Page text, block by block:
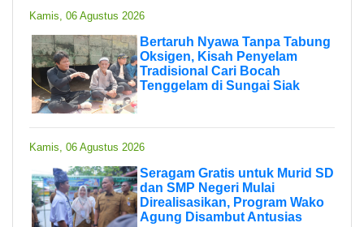
Kamis, 06 Agustus 2026
Bertaruh Nyawa Tanpa Tabung
Oksigen, Kisah Penyelam
Tradisional Cari Bocah
Tenggelam di Sungai Siak
Kamis, 06 Agustus 2026
Seragam Gratis untuk Murid SD
dan SMP Negeri Mulai
Direalisasikan, Program Wako
Agung Disambut Antusias